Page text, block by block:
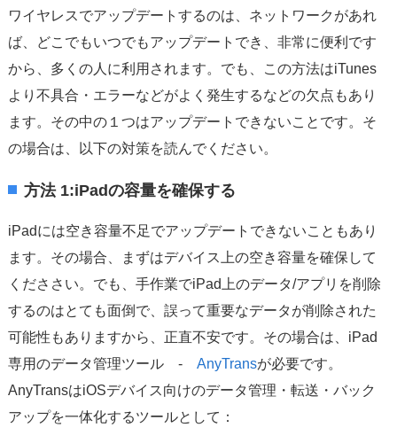
ワイヤレスでアップデートするのは、ネットワークがあれ
ば、どこでもいつでもアップデートでき、非常に便利です
から、多くの人に利用されます。でも、この方法はiTunes
より不具合・エラーなどがよく発生するなどの欠点もあり
ます。その中の１つはアップデートできないことです。そ
の場合は、以下の対策を読んでください。
方法 1:iPadの容量を確保する
iPadには空き容量不足でアップデートできないこともあり
ます。その場合、まずはデバイス上の空き容量を確保して
くだささい。でも、手作業でiPad上のデータ/アプリを削除
するのはとても面倒で、誤って重要なデータが削除された
可能性もありますから、正直不安です。その場合は、iPad
専用のデータ管理ツール - AnyTransが必要です。
AnyTransはiOSデバイス向けのデータ管理・転送・バック
アップを一体化するツールとして：